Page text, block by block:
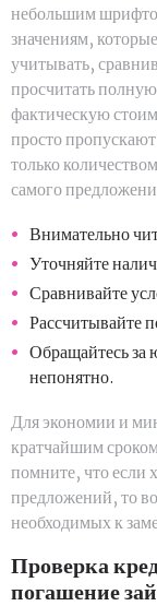
небольшим
значениям,
учитывать,
просчитать
фактическую
просто
только
самого
Внимательно
Уточняйте
Сравнивайте
Рассчитывайте
Обращайтесь за
непонятно.
Для экономии и
кратчайшим
помните, что если
предложений, то
необходимых к
Проверка
погашение